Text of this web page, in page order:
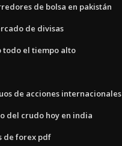
de bolsa en pakistán
de divisas
todo el tiempo alto
de acciones internacionales
del crudo hoy en india
de forex pdf